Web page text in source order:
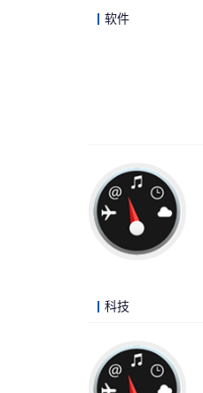
软件
科技